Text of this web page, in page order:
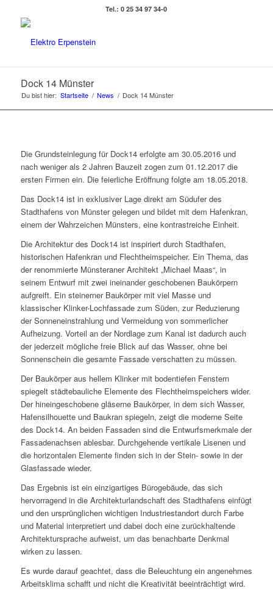
Tel.: 0 25 34 97 34-0
Dock 14 Münster
Du bist hier: Startseite / News / Dock 14 Münster
Die Grundsteinlegung für Dock14 erfolgte am 30.05.2016 und
nach weniger als 2 Jahren Bauzeit zogen zum 01.12.2017 die
ersten Firmen ein. Die feierliche Eröffnung folgte am 18.05.2018.
Das Dock14 ist in exklusiver Lage direkt am Südufer des
Stadthafens von Münster gelegen und bildet mit dem Hafenkran,
einem der Wahrzeichen Münsters, eine kontrastreiche Einheit.
Die Architektur des Dock14 ist inspiriert durch Stadthafen,
historischen Hafenkran und Flechtheimspeicher. Ein Thema, das
der renommierte Münsteraner Architekt „Michael Maas“, in
seinem Entwurf mit zwei ineinander geschobenen Baukörpern
aufgreift. Ein steinerner Baukörper mit viel Masse und
klassischer Klinker-Lochfassade zum Süden, zur Reduzierung
der Sonneneinstrahlung und Vermeidung von sommerlicher
Aufheizung. Vorteil an der Nordlage zum Kanal ist dadurch auch
der jederzeit mögliche freie Blick auf das Wasser, ohne bei
Sonnenschein die gesamte Fassade verschatten zu müssen.
Der Baukörper aus hellem Klinker mit bodentiefen Fenstern
spiegelt städtebauliche Elemente des Flechtheimspeichers wider.
Der hineingeschobene gläserne Baukörper, in dem sich Wasser,
Hafensilhouette und Baukran spiegeln, zeigt die moderne Seite
des Dock14. An beiden Fassaden sind die Entwurfsmerkmale der
Fassadenachsen ablesbar. Durchgehende vertikale Lisenen und
die horizontalen Elemente finden sich in der Stein- sowie in der
Glasfassade wieder.
Das Ergebnis ist ein einzigartiges Bürogebäude, das sich
hervorragend in die Architekturlandschaft des Stadthafens einfügt
und den ursprünglichen wichtigen Industriestandort durch Farbe
und Material interpretiert und dabei doch eine zurückhaltende
Architektursprache aufweist, um das benachbarte Denkmal
wirken zu lassen.
Es wurde darauf geachtet, dass die Beleuchtung ein angenehmes
Arbeitsklima schafft und nicht die Kreativität beeinträchtigt wird.